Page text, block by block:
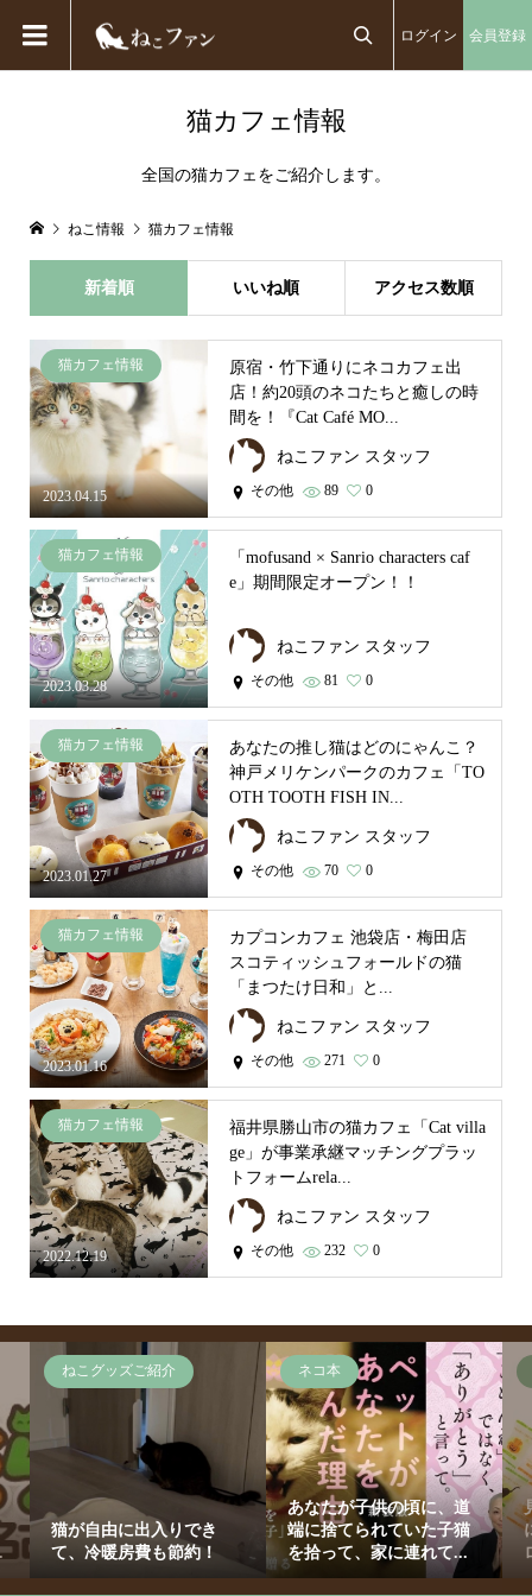
ログイン 会員登録
猫カフェ情報
全国の猫カフェをご紹介します。
ねこ情報 猫カフェ情報
新着順 いいね順 アクセス数順
2023.04.15
猫カフェ情報
原宿・竹下通りにネコカフェ出
店！約20頭のネコたちと癒しの時
間を！『Cat Café MO...
ねこファン スタッフ
その他 89 0
2023.03.28
猫カフェ情報
「mofusand × Sanrio characters caf
e」期間限定オープン！！
ねこファン スタッフ
その他 81 0
2023.01.27
猫カフェ情報
あなたの推し猫はどのにゃんこ？
神戸メリケンパークのカフェ「TO
OTH TOOTH FISH IN...
ねこファン スタッフ
その他 70 0
2023.01.16
猫カフェ情報
カプコンカフェ 池袋店・梅田店
スコティッシュフォールドの猫
「まつたけ日和」と...
ねこファン スタッフ
その他 271 0
2022.12.19
猫カフェ情報
福井県勝山市の猫カフェ「Cat villa
ge」が事業承継マッチングプラッ
トフォームrela...
ねこファン スタッフ
その他 232 0
ねこグッズご紹介
猫が自由に出入りでき
て、冷暖房費も節約！
ネコ本
あなたが子供の頃に、道
端に捨てられていた子猫
を拾って、家に連れて...